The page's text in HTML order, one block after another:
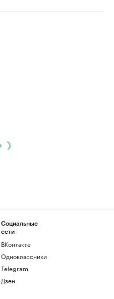
Социальные
сети
ВКонтакте
Одноклассники
Telegram
Дзен